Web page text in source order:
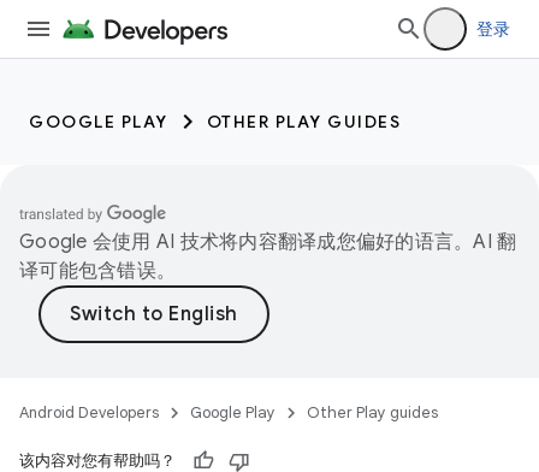
登录
GOOGLE PLAY OTHER PLAY GUIDES
Google 会使用 AI 技术将内容翻译成您偏好的语言。AI 翻
译可能包含错误。
Android Developers Google Play Other Play guides
该内容对您有帮助吗？